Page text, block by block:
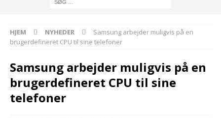
HJEM NYHEDER
Samsung arbejder muligvis på en
brugerdefineret CPU til sine telefoner
Samsung arbejder muligvis på en
brugerdefineret CPU til sine
telefoner